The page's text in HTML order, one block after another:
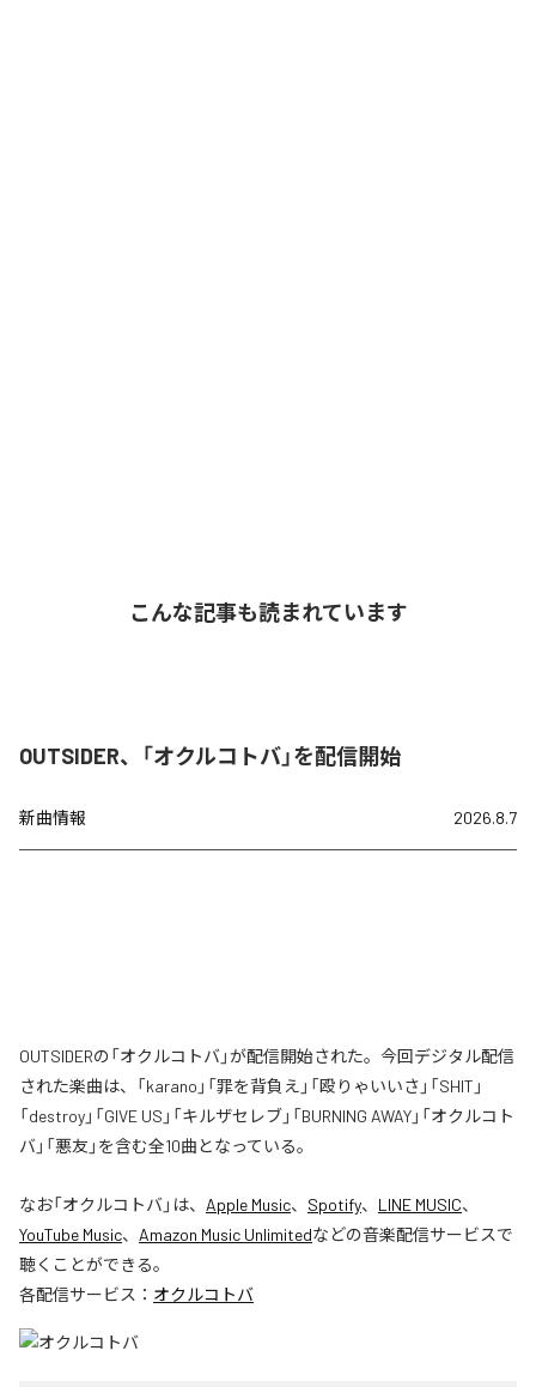
こんな記事も読まれています
OUTSIDER、「オクルコトバ」を配信開始
新曲情報 2026.8.7
OUTSIDERの「オクルコトバ」が配信開始された。今回デジタル配信
された楽曲は、「karano」「罪を背負え」「殴りゃいいさ」「SHIT」
「destroy」「GIVE US」「キルザセレブ」「BURNING AWAY」「オクルコト
バ」「悪友」を含む全10曲となっている。
なお「オクルコトバ」は、 Apple Music、 Spotify、 LINE MUSIC、
YouTube Music、 Amazon Music Unlimitedなどの音楽配信サービスで
聴くことができる。
各配信サービス： オクルコトバ